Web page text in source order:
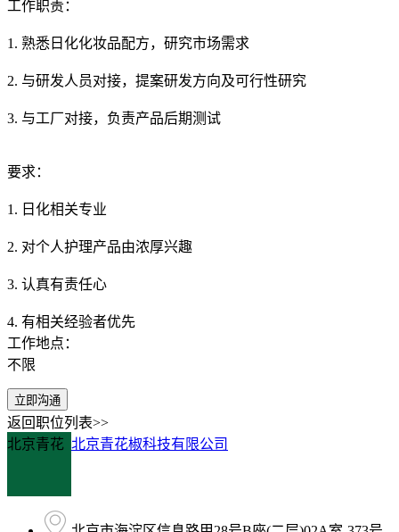
工作职责：
1. 熟悉日化化妆品配方，研究市场需求
2. 与研发人员对接，提案研发方向及可行性研究
3. 与工厂对接，负责产品后期测试
要求：
1. 日化相关专业
2. 对个人护理产品由浓厚兴趣
3. 认真有责任心
4. 有相关经验者优先
工作地点：
不限
立即沟通
返回职位列表>>
北京青花 北京青花椒科技有限公司